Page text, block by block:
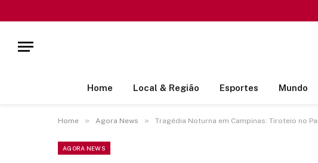
Home Local & Região Esportes Mundo
Home » Agora News » Tragédia Noturna em Campinas: Tiroteio no
AGORA NEWS